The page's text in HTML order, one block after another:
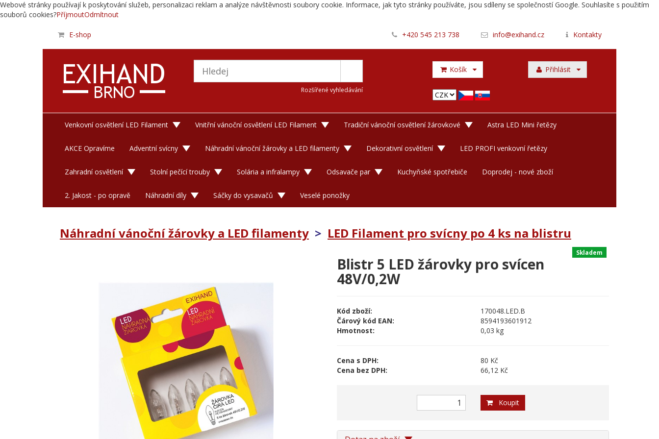
Webové stránky používají k poskytování služeb, personalizaci reklam a analýze návštěvnosti soubory cookie. Informace, jak tyto stránky používáte, jsou sdíleny se společností Google. Souhlasíte s použitím
souborů cookies?PříjmoutOdmítnout
E-shop +420 545 213 738 info@exihand.cz Kontakty
Rozšířené vyhledávání
Košík Přihlásit
Venkovní osvětlení LED Filament Vnitřní vánoční osvětlení LED Filament Tradiční vánoční osvětlení žárovkové Astra LED Mini řetězy
AKCE Opravíme Adventní svícny Náhradní vánoční žárovky a LED filamenty Dekorativní osvětlení LED PROFI venkovní řetězy
Zahradní osvětlení Stolní pečící trouby Solária a infralampy Odsavače par Kuchyňské spotřebiče Doprodej - nové zboží
2. Jakost - po opravě Náhradní díly Sáčky do vysavačů Veselé ponožky
Náhradní vánoční žárovky a LED filamenty > LED Filament pro svícny po 4 ks na blistru
Skladem
Blistr 5 LED žárovky pro svícen
48V/0,2W
Kód zboží:
170048.LED.B
Čárový kód EAN:
8594193601912
Hmotnost:
0,03 kg
Cena s DPH:
80 Kč
Cena bez DPH:
66,12 Kč
Koupit